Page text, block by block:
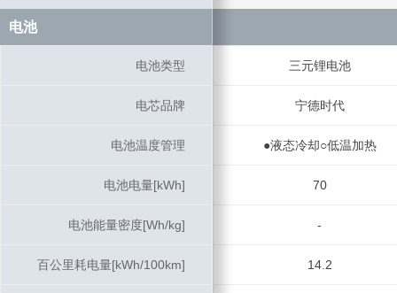
电池
电池类型 三元锂电池
电芯品牌 宁德时代
电池温度管理 ●液态冷却○低温加热
电池电量[kWh] 70
电池能量密度[Wh/kg] -
百公里耗电量[kWh/100km] 14.2
电池
电池类型
电芯品牌
电池温度管理
电池电量[kWh]
电池能量密度[Wh/kg]
百公里耗电量[kWh/100km]